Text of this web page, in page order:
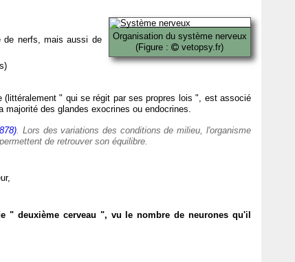
Organisation du système nerveux
(Figure :
vetopsy.fr)
de nerfs, mais aussi de
(littéralement " qui se régit par ses propres lois ", est associé
des glandes exocrines ou endocrines.
. Lors des variations des conditions de milieu, l'organisme
de retrouver son équilibre.
" deuxième cerveau ", vu le nombre de neurones qu'il